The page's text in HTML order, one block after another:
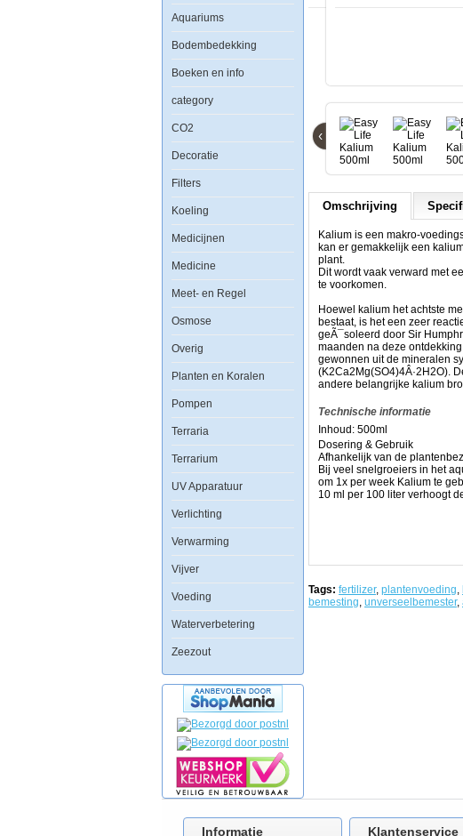
Aquariums
Bodembedekking
Boeken en info
category
CO2
Decoratie
Filters
Koeling
Medicijnen
Medicine
Meet- en Regel
Osmose
Overig
Planten en Koralen
Pompen
Terraria
Terrarium
UV Apparatuur
Verlichting
Verwarming
Vijver
Voeding
Waterverbetering
Zeezout
Life
een
makro-
voedingsstof
belangrijk
bijvoorbeeld
ijzer.
Vooral
gebieden
zacht
water,
kan
gemakkelijk
een
kaliumtekort
Dat
zich
witte
ontkleurde
plant.
Dit
wordt
voegen
‹
Omschrijving
Kalium is een makro-
kan er gemakkelijk een
plant.
Dit wordt vaak verward met
te voorkomen.
Hoewel kalium het achtste
bestaat, is het een zeer
geÃ¯soleerd door Sir
maanden na deze
gewonnen uit de mineralen
(K2Ca2Mg(SO4)4Â·2H2O).
andere belangrijke kalium
Technische informatie
Inhoud: 500ml
Dosering & Gebruik
Afhankelijk van de
Bij veel snelgroeiers in het
om 1x per week Kalium te
10 ml per 100 liter verhoogt
Tags: fertilizer, plantenvoeding,
bemesting, unverseelbemester,
Informatie Klantenservice